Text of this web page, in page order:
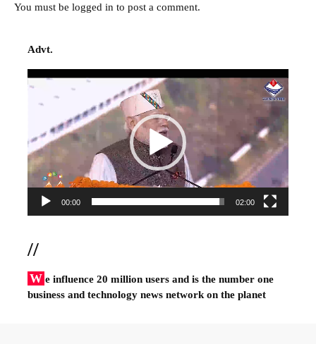
You must be logged in to post a comment.
Advt.
Video
00:00 02:00
//
W e influence 20 million users and is the number one
business and technology news network on the planet